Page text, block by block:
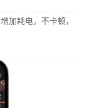
加耗电，不卡顿，